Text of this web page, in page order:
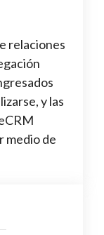
relaciones
y las
medio de